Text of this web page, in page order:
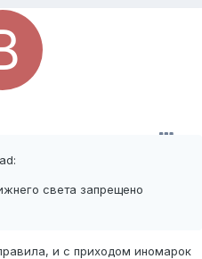
света запрещено
и с приходом иномарок